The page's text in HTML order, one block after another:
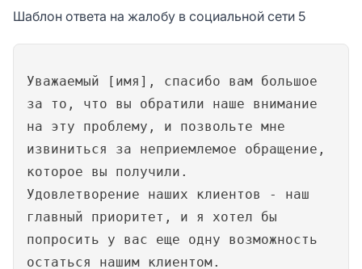
Шаблон ответа на жалобу в социальной сети 5
Уважаемый [имя], спасибо вам большое
за то, что вы обратили наше внимание
на эту проблему, и позвольте мне
извиниться за неприемлемое обращение,
которое вы получили.
Удовлетворение наших клиентов - наш
главный приоритет, и я хотел бы
попросить у вас еще одну возможность
остаться нашим клиентом.